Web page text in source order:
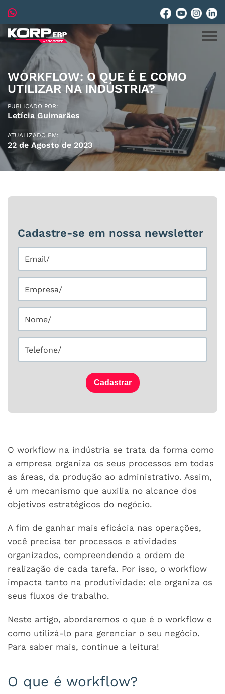
WORKFLOW: O QUE É E COMO
UTILIZAR NA INDÚSTRIA?
PUBLICADO POR:
Letícia Guimarães
ATUALIZADO EM:
22 de Agosto de 2023
O workflow na indústria se trata da forma como
a empresa organiza os seus processos em todas
as áreas, da produção ao administrativo. Assim,
é um mecanismo que auxilia no alcance dos
objetivos estratégicos do negócio.
A fim de ganhar mais eficácia nas operações,
você precisa ter processos e atividades
organizados, compreendendo a ordem de
realização de cada tarefa. Por isso, o workflow
impacta tanto na produtividade: ele organiza os
seus fluxos de trabalho.
Neste artigo, abordaremos o que é o workflow e
como utilizá-lo para gerenciar o seu negócio.
Para saber mais, continue a leitura!
O que é workflow?
Cadastre-se em nossa newsletter
Cadastrar